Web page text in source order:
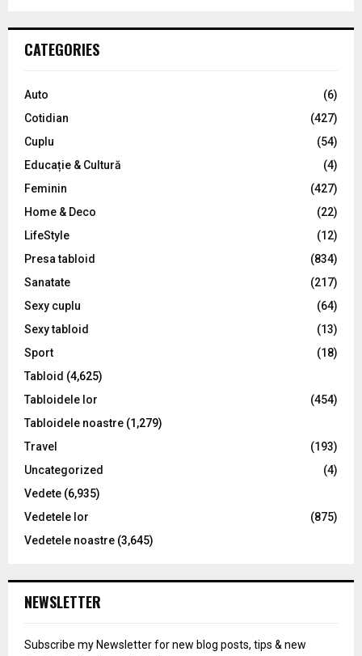
h
o
:
C
CATEGORIES
Auto
(6)
Cotidian
(427)
Cuplu
(54)
Educație & Cultură
(4)
Feminin
(427)
Home & Deco
(22)
LifeStyle
(12)
Presa tabloid
(834)
Sanatate
(217)
Sexy cuplu
(64)
Sexy tabloid
(13)
Sport
(18)
Tabloid (4,625)
Tabloidele lor
(454)
Tabloidele noastre (1,279)
Travel
(193)
Uncategorized
(4)
Vedete (6,935)
Vedetele lor
(875)
Vedetele noastre (3,645)
NEWSLETTER
Subscribe my Newsletter for new blog posts, tips & new